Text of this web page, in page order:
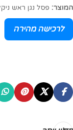
המוצר: פסל נגן ראש
לרכישה מהירה